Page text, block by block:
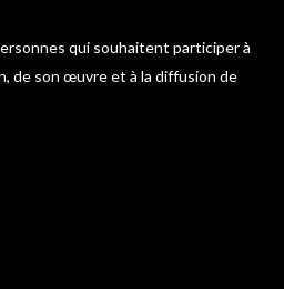
qui souhaitent participer à
de son œuvre et à la diffusion de